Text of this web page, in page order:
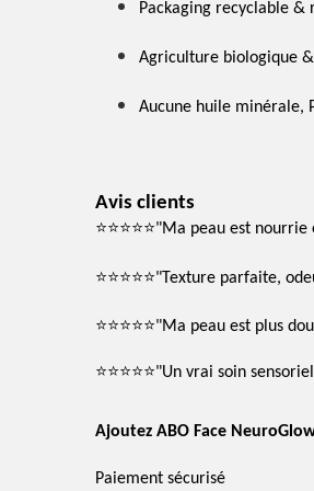
Packaging recyclable &
Agriculture biologique
Aucune huile minérale,
Avis clients
⭐️⭐️⭐️⭐️⭐️"Ma peau est nourrie
⭐️⭐️⭐️⭐️⭐️"Texture parfaite,
⭐️⭐️⭐️⭐️⭐️"Ma peau est plus
⭐️⭐️⭐️⭐️⭐️"Un vrai soin
Ajoutez ABO Face
Paiement sécurisé